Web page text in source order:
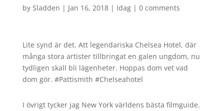
by Sladden | Jan 16, 2018| Idag| 0 comments
Lite synd är det. Att legendariska Chelsea Hotel, där
många stora artister tillbringat en galen ungdom, nu
tydligen skall bli lägenheter. Hoppas dom vet vad
dom gör. #Pattismith #Chelseahotel
I övrigt tycker jag New York världens bästa filmguide.